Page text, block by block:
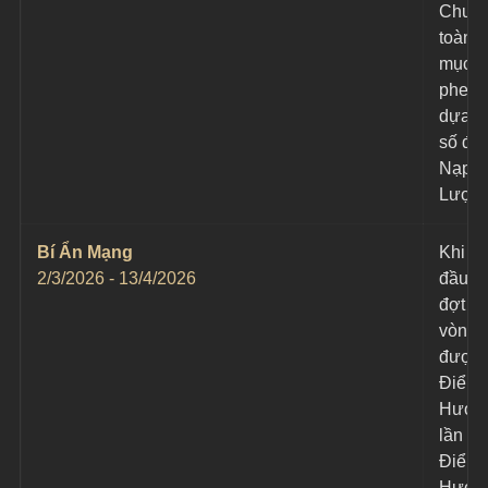
toàn
mục
phe
dựa
số
Nạp
Bí Ẩn Mạng
2/3/2026 - 13/4/2026
Khi
đầu
đợt
vòng,
được
Điểm
lần
Điểm